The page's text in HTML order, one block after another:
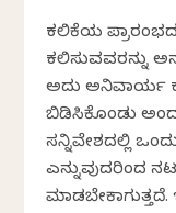
ಕಲಿಕೆಯ
ಕಲಿಸುವವರನ್ನು
ಅದು ಅನಿವಾರ್ಯ
ಬಿಡಿಸಿಕೊಂಡು
ಸನ್ನಿವೇಶದಲ್ಲಿ
ಎನ್ನುವುದರಿಂದ